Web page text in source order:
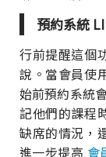
預約系統
行前提醒這個
說。當會員使
始前預約系統
記他們的課程
缺席的情況，
進一步提高 會